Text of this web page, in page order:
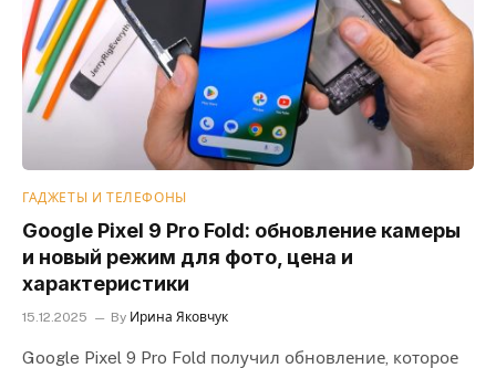
ГАДЖЕТЫ И ТЕЛЕФОНЫ
Google Pixel 9 Pro Fold: обновление камеры
и новый режим для фото, цена и
характеристики
15.12.2025 By Ирина Яковчук
Google Pixel 9 Pro Fold получил обновление, которое